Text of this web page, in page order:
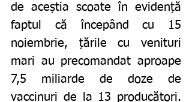
de aceștia scoate în evidență
faptul că începând cu 15
noiembrie, țările cu venituri
mari au precomandat aproape
7,5 miliarde de doze de
vaccinuri de la 13 producători.